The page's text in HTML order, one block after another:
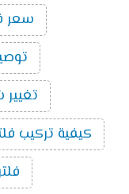
سعر
تغيير
كيفية تركيب فلتر ٧